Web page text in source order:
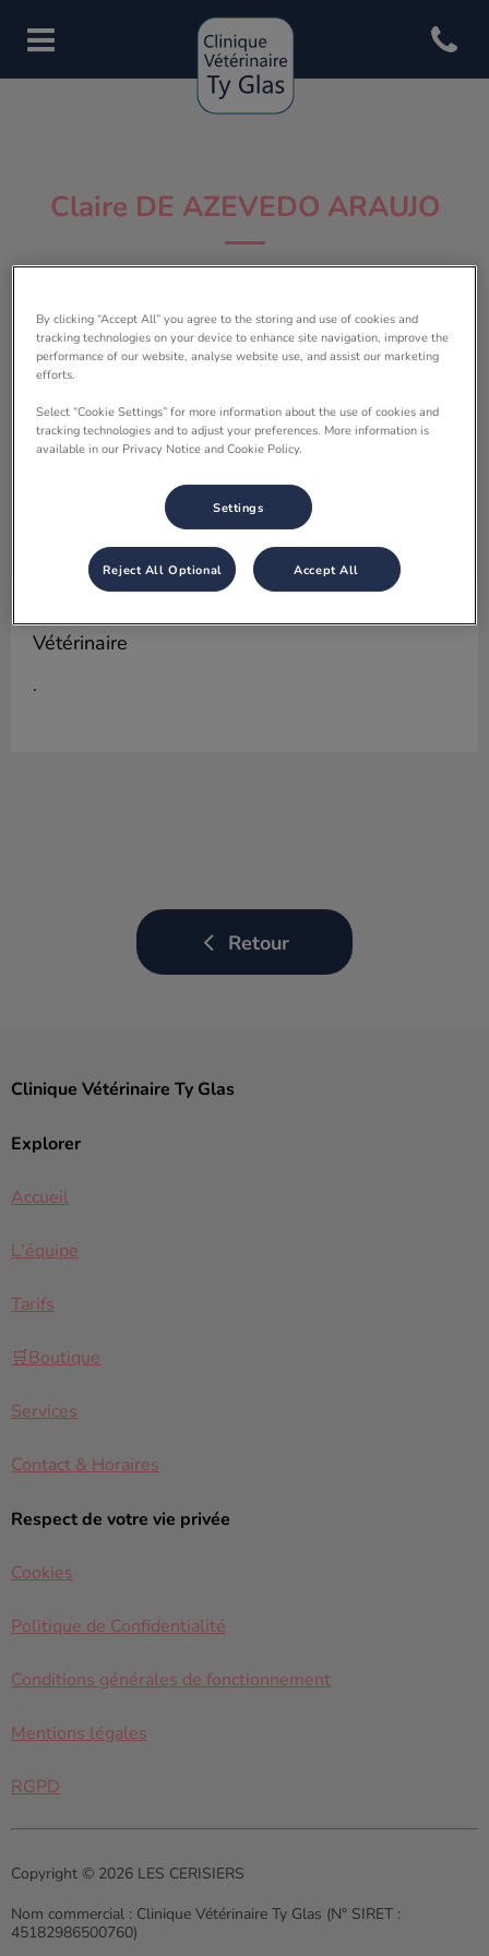
Page d'accueil de Clinique
Open
Claire DE AZEVEDO ARAUJO
Vétérinaire
.
Retour
Explorer
Accueil
L'équipe
Tarifs
🛒Boutique
Services
Contact & Horaires
Respect de votre vie privée
Cookies
Politique de Confidentialité
Conditions générales de fonctionnement
Mentions légales
RGPD
Clinique Vétérinaire Ty Glas
Copyright © 2026 LES CERISIERS
Nom commercial : Clinique Vétérinaire Ty Glas (N° SIRET :
45182986500760)
By clicking “Accept All” you agree to the storing and use of cookies and
tracking technologies on your device to enhance site navigation, improve the
performance of our website, analyse website use, and assist our marketing
efforts.
Select “Cookie Settings” for more information about the use of cookies and
tracking technologies and to adjust your preferences. More information is
available in our Privacy Notice and Cookie Policy.
Settings
Reject All Optional Accept All